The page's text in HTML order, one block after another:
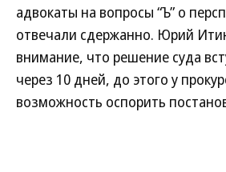
адвокаты на вопросы “Ъ” о
отвечали сдержанно. Юрий
внимание, что решение суда
через 10 дней, до этого у
возможность оспорить